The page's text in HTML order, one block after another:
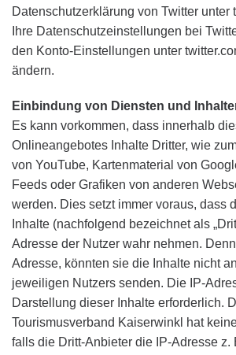
Datenschutzerklärung von Twitter unter
Ihre Datenschutzeinstellungen bei
den Konto-Einstellungen unter
ändern.
Einbindung von Diensten und
Es kann vorkommen, dass innerhalb
Onlineangebotes Inhalte Dritter, wie
von YouTube, Kartenmaterial von
Feeds oder Grafiken von anderen
werden. Dies setzt immer voraus, dass
Inhalte (nachfolgend bezeichnet als
Adresse der Nutzer wahr nehmen.
Adresse, könnten sie die Inhalte nicht
jeweiligen Nutzers senden. Die IP-
Darstellung dieser Inhalte erforderlich.
Tourismusverband Kaiserwinkl hat
falls die Dritt-Anbieter die IP-Adresse z.